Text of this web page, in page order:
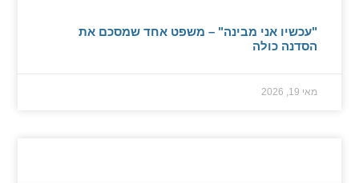
"עכשיו אני מבינה" – משפט אחד שמסכם את
הסדנה כולה
מאי 19, 2026